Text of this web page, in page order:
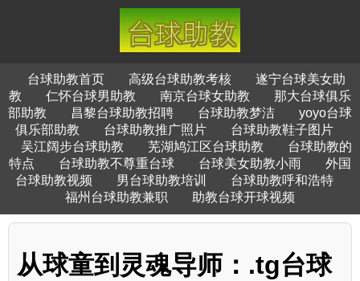
台球助教首页 高级台球助教考核
遂宁台球美女助
教
仁怀台球男助教 南京台球女助教
那大台球俱乐
部助教
昌黎台球助教招聘 台球助教梦洁
yoyo台球
俱乐部助教
台球助教推广照片
台球助教鞋子图片
吴江阔步台球助教
芜湖鸠江区台球助教
台球助教的
特点
台球助教不尊重台球 台球美女助教小雨
外国
台球助教视频
男台球助教培训
台球助教呼和浩特
福州台球助教兼职
助教台球开球视频
从球童到灵魂导师：.tg台球